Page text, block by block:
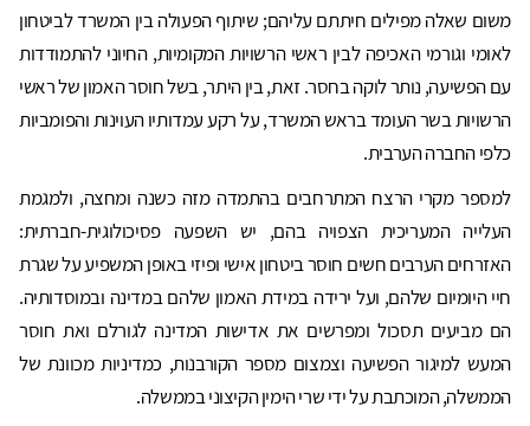
משום שאלה מפילים חיתתם עליהם; שיתוף הפעולה בין המשרד לביטחון
לאומי וגורמי האכיפה לבין ראשי הרשויות המקומיות, החיוני להתמודדות
עם הפשיעה, נותר לוקה בחסר. זאת, בין היתר, בשל חוסר האמון של ראשי
הרשויות בשר העומד בראש המשרד, על רקע עמדותיו העוינות והפומביות
כלפי החברה הערבית.
למספר מקרי הרצח המתרחבים בהתמדה מזה כשנה ומחצה, ולמגמת
העלייה המעריכית הצפויה בהם, יש השפעה פסיכולוגית-חברתית:
האזרחים הערבים חשים חוסר ביטחון אישי ופיזי באופן המשפיע על שגרת
חיי היומיום שלהם, ועל ירידה במידת האמון שלהם במדינה ובמוסדותיה.
הם מביעים תסכול ומפרשים את אדישות המדינה לגורלם ואת חוסר
המעש למיגור הפשיעה וצמצום מספר הקורבנות, כמדיניות מכוונת של
הממשלה, המוכתבת על ידי שרי הימין הקיצוני בממשלה.